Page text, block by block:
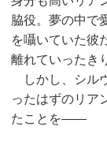
脇役。夢の中で
を囁いていた彼
離れていったき
しかし、シル
ったはずのリア
たことを——